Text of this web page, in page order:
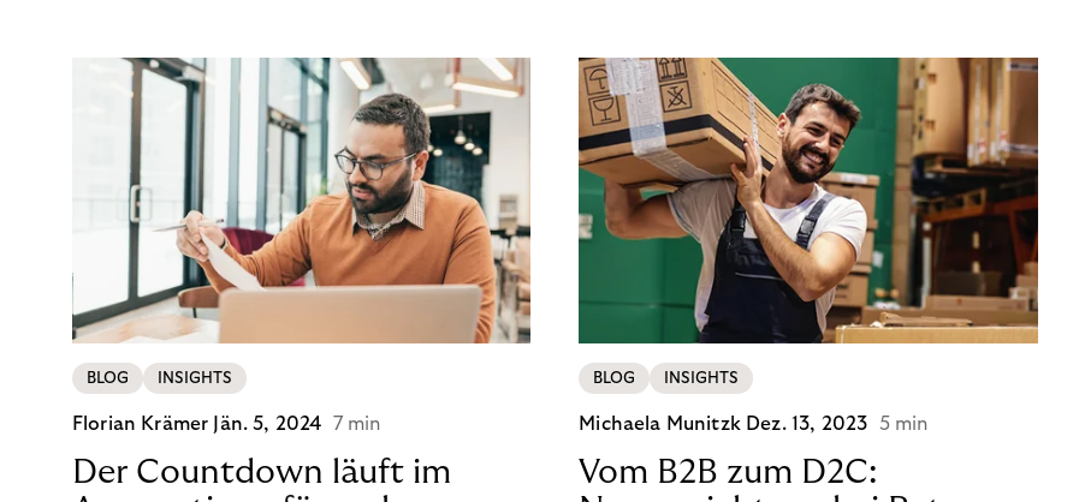
BLOG INSIGHTS
Florian Krämer Jän. 5, 2024 7 min
Der Countdown läuft im
BLOG INSIGHTS
Michaela Munitzk Dez. 13, 2023 5 min
Vom B2B zum D2C: